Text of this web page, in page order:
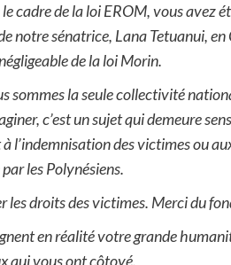
cadre de la loi EROM, vous avez
notre sénatrice, Lana Tetuanui,
de la loi Morin.
sommes la seule collectivité
c’est un sujet qui demeure
l’indemnisation des victimes ou
les Polynésiens.
droits des victimes. Merci du
en réalité votre grande
qui vous ont côtoyé.